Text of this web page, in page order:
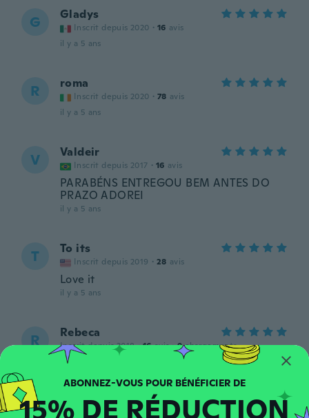
G Gladys
Inscrit depuis 2020 · 16 avis
il y a 5 ans
R roma
Inscrit depuis 2020 · 78 avis
il y a 5 ans
V Valdeir
Inscrit depuis 2017 · 16 avis
PARABÉNS ENTREGOU BEM ANTES DO
PRAZO ADOREI
il y a 5 ans
T To its
Inscrit depuis 2019 · 28 avis
Love it
il y a 5 ans
R Rebeca
Inscrit depuis 2018 · 16 avis · 9 chargements
Espero q sirva, y me hubiera gustado con
il y a 5 ans
15% DE RÉDUCTION